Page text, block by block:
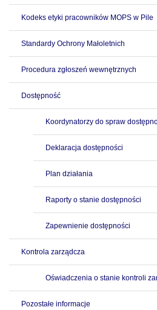
Kodeks etyki pracowników MOPS w Pile
Standardy Ochrony Małoletnich
Procedura zgłoszeń wewnętrznych
Dostępność
Koordynatorzy do spraw
Deklaracja dostępności
Plan działania
Raporty o stanie dostępności
Zapewnienie dostępności
Kontrola zarządcza
Oświadczenia o stanie kontroli
Pozostałe informacje